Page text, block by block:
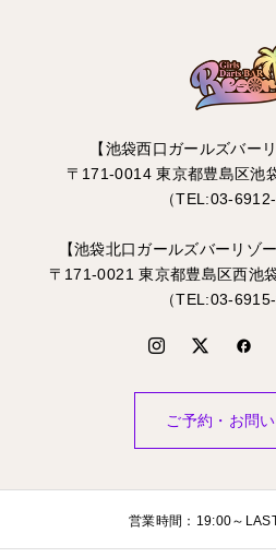
【池袋西口ガールズバー
〒171-0014 東京都豊島区池
（TEL:03-
【池袋北口ガールズバーリゾ
〒171-0021 東京都豊島区西池
（TEL:03-
ご予約・お問
営業時間：19:00～